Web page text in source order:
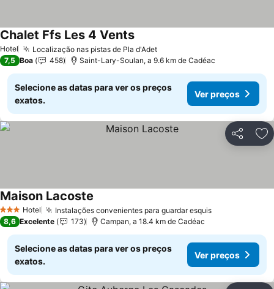
Hotel Localização nas pistas de Pla d'AdetVer preços
Chalet Ffs Les 4 VentsVer preços
7,5 Boa 458 Saint-Lary-Soulan, a 9.6 km de Cadéac
Selecione as datas para ver os preços
exatos.
Ver preços
Partilhar
3 EstrelasHotel Instalações convenientes para guardar esquisVer preços
Maison Lacoste
8,6 Excelente 173 Campan, a 18.4 km de Cadéac
Selecione as datas para ver os preços
exatos.
Ver preços